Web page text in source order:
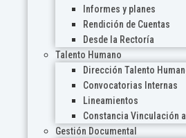
Informes y planes
Rendición de Cuentas
Desde la Rectoría
Talento Humano
Dirección Talento
Convocatorias Internas
Lineamientos
Constancia Vinculación
Gestión Documental